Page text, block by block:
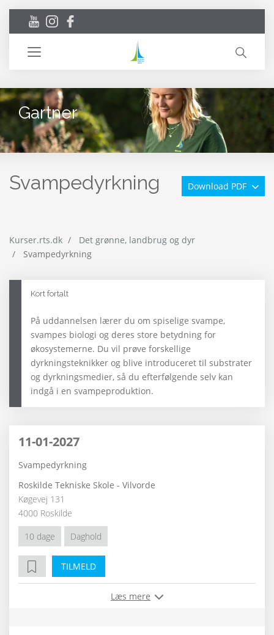
Toggle
Gartner
Svampedyrkning Download PDF
Kurser.rts.dk
Det grønne, landbrug og dyr
Svampedyrkning
Kort fortalt
På uddannelsen lærer du om spiselige svampe,
svampes biologi og deres store betydning for
økosystemerne. Du vil prøve forskellige
dyrkningsteknikker og blive introduceret til substrater
og dyrkningsmedier, så du efterfølgende selv kan
indgå i en svampeproduktion.
11-01-2027
Svampedyrkning
Roskilde Tekniske Skole - Vilvorde
Køgevej 131
4000 Roskilde
10 dage
Daghold
TILMELD
Læs mere